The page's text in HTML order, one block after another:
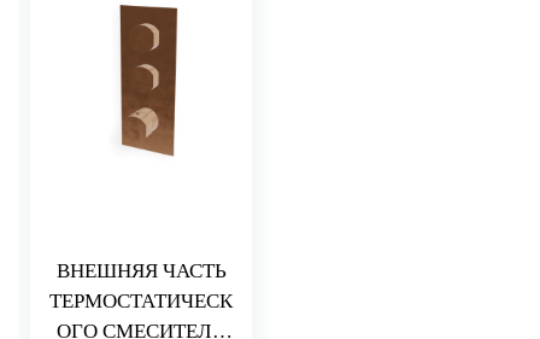
ВНЕШНЯЯ ЧАСТЬ
ТЕРМОСТАТИЧЕСК
ОГО СМЕСИТЕЛЯ